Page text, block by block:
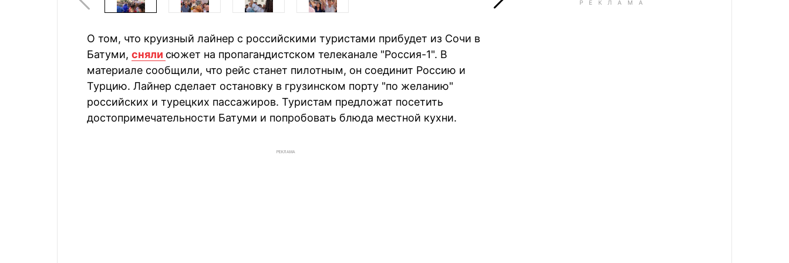
О том, что круизный лайнер с российскими туристами прибудет из Сочи в
Батуми, сняли сюжет на пропагандистском телеканале "Россия-1". В
материале сообщили, что рейс станет пилотным, он соединит Россию и
Турцию. Лайнер сделает остановку в грузинском порту "по желанию"
российских и турецких пассажиров. Туристам предложат посетить
достопримечательности Батуми и попробовать блюда местной кухни.
РЕКЛАМА